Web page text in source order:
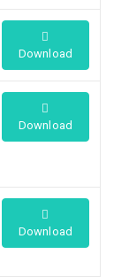
Download
Download
Download